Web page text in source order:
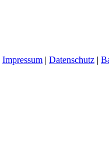
Impressum | Datenschutz |